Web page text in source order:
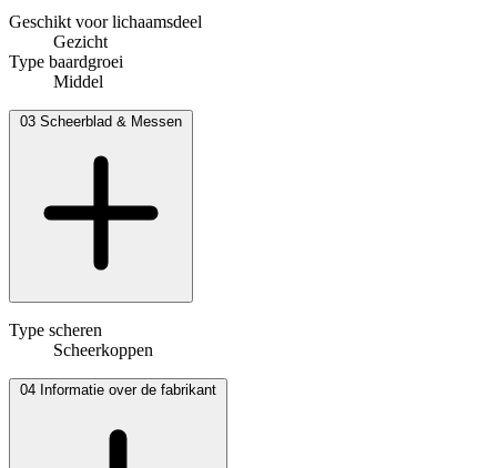
Geschikt voor lichaamsdeel
Gezicht
Type baardgroei
Middel
03 Scheerblad & Messen
Type scheren
Scheerkoppen
04 Informatie over de fabrikant